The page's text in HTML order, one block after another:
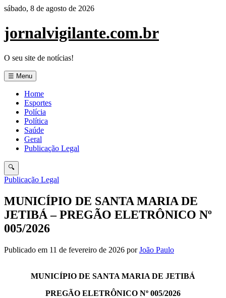
Pular
o
conteúdo
sábado, 8 de agosto de 2026
jornalvigilante.com.br
O seu site de notícias!
☰ Menu
Home
Esportes
Polícia
Política
Saúde
Geral
Publicação Legal
🔍
Publicação Legal
MUNICÍPIO DE SANTA MARIA DE
JETIBÁ – PREGÃO ELETRÔNICO Nº
005/2026
Publicado em 11 de fevereiro de 2026 porJoão Paulo
MUNICÍPIO DE SANTA MARIA DE JETIBÁ
PREGÃO ELETRÔNICO Nº 005/2026